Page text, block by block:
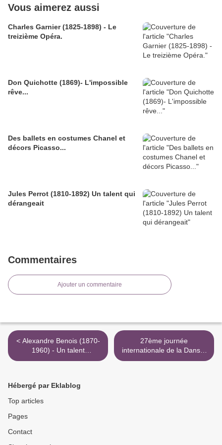
Vous aimerez aussi
Charles Garnier (1825-1898) - Le
treizième Opéra.
Don Quichotte (1869)- L'impossible
rêve...
Des ballets en costumes Chanel et
décors Picasso...
Jules Perrot (1810-1892) Un talent qui
dérangeait
Commentaires
Ajouter un commentaire
< Alexandre Benois (1870-
1960) - Un talent
héréditaire
27ème journée
internationale de la Danse.
>
Hébergé par Eklablog
Top articles
Pages
Contact